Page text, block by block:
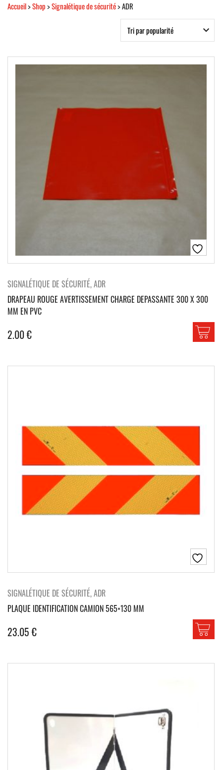
Accueil>Shop>Signalétique de sécurité> ADR
SIGNALÉTIQUE DE SÉCURITÉ, ADR
DRAPEAU ROUGE AVERTISSEMENT CHARGE DEPASSANTE 300 X 300
MM EN PVC
2.00€
SIGNALÉTIQUE DE SÉCURITÉ, ADR
PLAQUE IDENTIFICATION CAMION 565×130 MM
23.05€